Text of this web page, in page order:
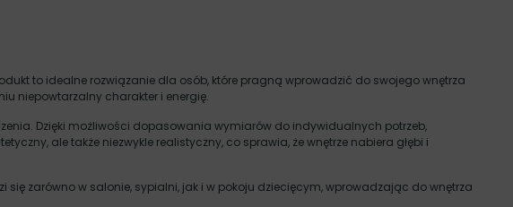
to idealne rozwiązanie dla osób, które pragną wprowadzić do swojego wnętrza
niepowtarzalny charakter i energię.
Dzięki możliwości dopasowania wymiarów do indywidualnych potrzeb,
ale także niezwykle realistyczny, co sprawia, że wnętrze nabiera głębi i
zarówno w salonie, sypialni, jak i w pokoju dziecięcym, wprowadzając do wnętrza